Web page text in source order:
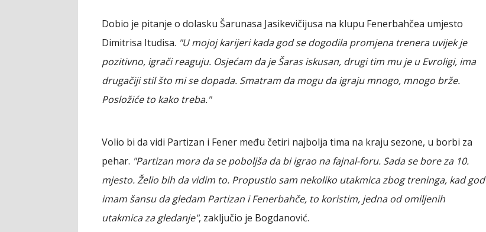
Dobio je pitanje o dolasku Šarunasa Jasikevičijusa na klupu Fenerbahčea umjesto
Dimitrisa Itudisa. "U mojoj karijeri kada god se dogodila promjena trenera uvijek je
pozitivno, igrači reaguju. Osjećam da je Šaras iskusan, drugi tim mu je u Evroligi, ima
drugačiji stil što mi se dopada. Smatram da mogu da igraju mnogo, mnogo brže.
Posložiće to kako treba."
Volio bi da vidi Partizan i Fener među četiri najbolja tima na kraju sezone, u borbi za
pehar. "Partizan mora da se poboljša da bi igrao na fajnal-foru. Sada se bore za 10.
mjesto. Želio bih da vidim to. Propustio sam nekoliko utakmica zbog treninga, kad god
imam šansu da gledam Partizan i Fenerbahče, to koristim, jedna od omiljenih
utakmica za gledanje", zaključio je Bogdanović.